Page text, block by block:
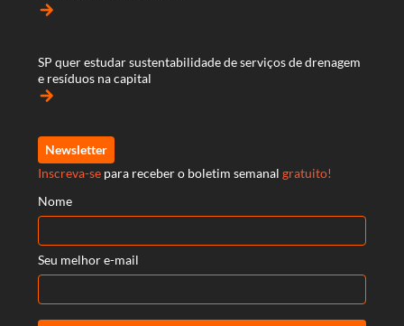
arrow_forward
SP quer estudar sustentabilidade de serviços de drenagem
e resíduos na capital
arrow_forward
Newsletter
Inscreva-se para receber o boletim semanal gratuito!
Nome
Seu melhor e-mail